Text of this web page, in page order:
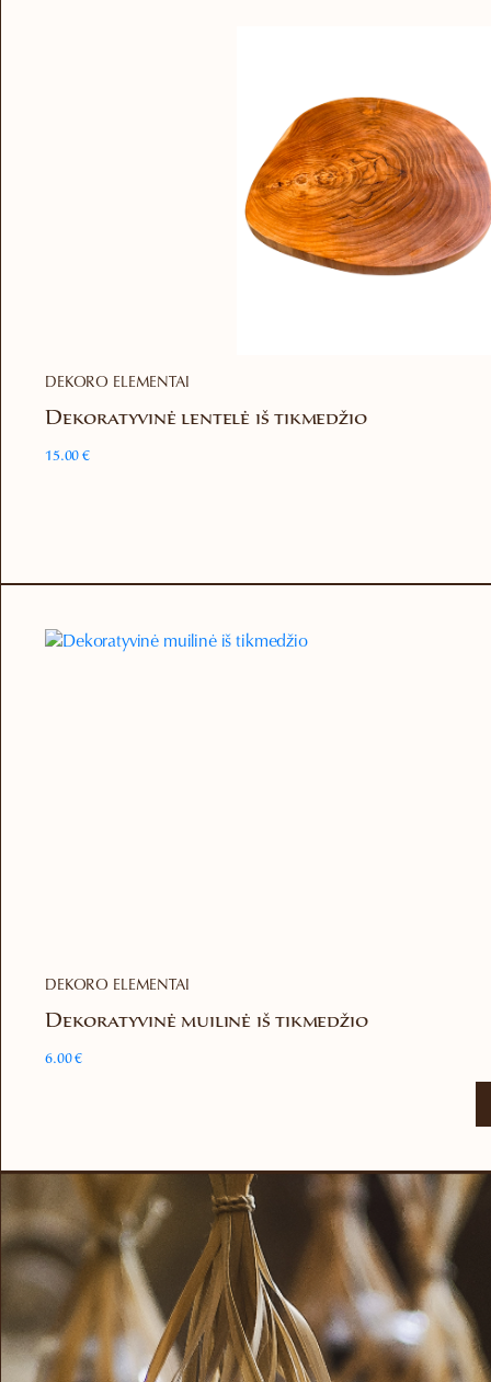
DEKORO ELEMENTAI
Dekoratyvinė lentelė iš tikmedžio
15.00€
DEKORO ELEMENTAI
Dekoratyvinė muilinė iš tikmedžio
6.00€
multiple
variants.
The
options
may
chosen